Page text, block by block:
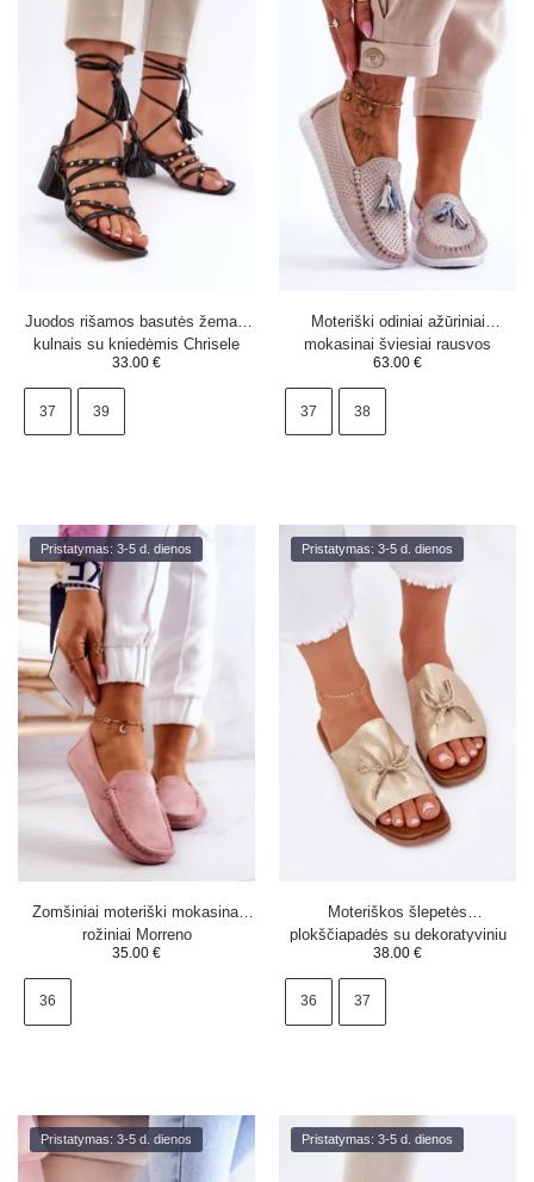
Juodos rišamos basutės žemais
kulnais su kniedėmis Chrisele
33.00 €
37 39
Moteriški odiniai ažūriniai
mokasinai šviesiai rausvos
spalvos Lanzarot
63.00 €
37 38
Pristatymas: 3-5 d. dienos
Zomšiniai moteriški mokasinai
rožiniai Morreno
35.00 €
36
Pristatymas: 3-5 d. dienos
Moteriškos šlepetės
plokščiapadės su dekoratyviniu
surišimu, auksinės Norela
38.00 €
36 37
Pristatymas: 3-5 d. dienos Pristatymas: 3-5 d. dienos